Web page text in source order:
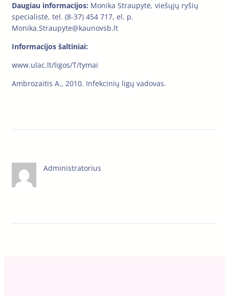
Daugiau informacijos: Monika Straupytė, viešųjų ryšių
specialistė, tel. (8-37) 454 717, el. p.
Monika.Straupyte@kaunovsb.lt
Informacijos šaltiniai:
www.ulac.lt/ligos/T/tymai
Ambrozaitis A., 2010. Infekcinių ligų vadovas.
Administratorius